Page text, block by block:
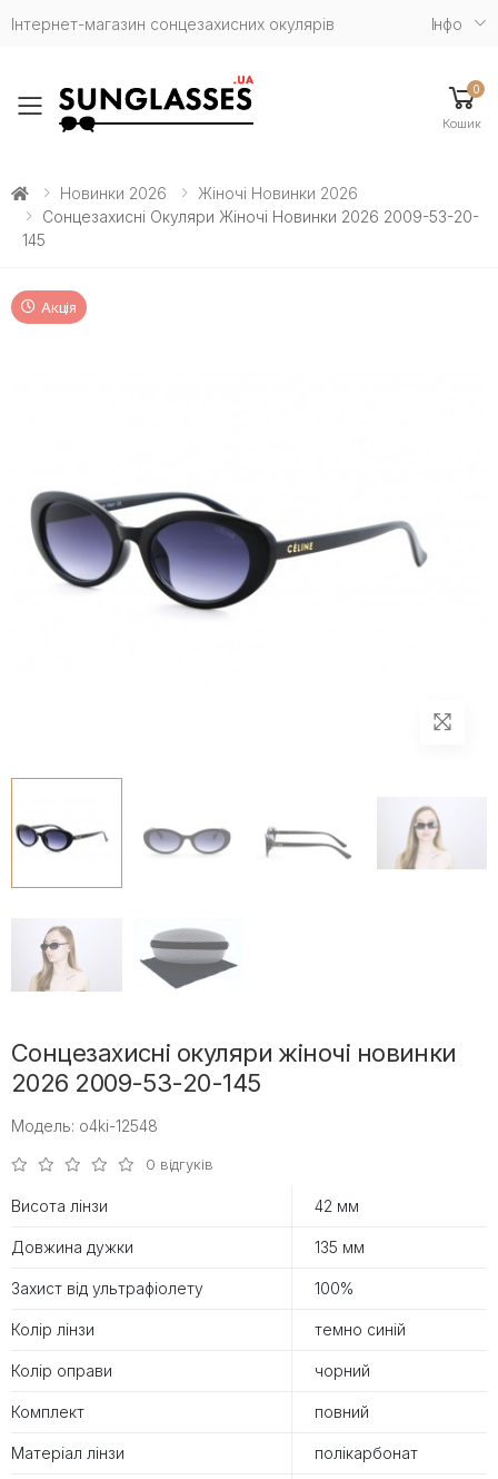
Інтернет-магазин сонцезахисних окулярів Iнфо
Toggle mobile menu
0
Кошик
Новинки 2026
Жіночі Новинки 2026
Сонцезахисні Окуляри Жіночі Новинки 2026 2009-53-20-
145
Акція
Сонцезахисні окуляри жіночі новинки
2026 2009-53-20-145
Модель: o4ki-12548
0 відгуків
Висота лінзи 42 мм
Довжина дужки 135 мм
Захист від ультрафіолету 100%
Колір лінзи темно синій
Колір оправи чорний
Комплект повний
Матеріал лінзи полікарбонат